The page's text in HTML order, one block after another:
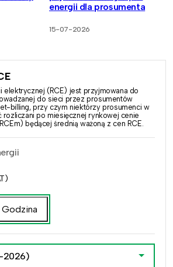
energii dla prosumenta
15-07-2026
elektrycznej (RCE) jest przyjmowana do
do sieci przez prosumentów
billing, przy czym niektórzy prosumenci w
po miesięcznej rynkowej cenie
będącej średnią ważoną z cen RCE.
Godzina
2026)